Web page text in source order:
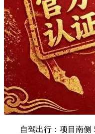
自驾出行：项目南侧